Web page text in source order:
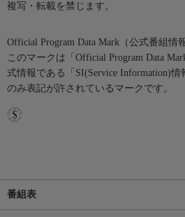
複写・転載を禁じます。
Official Program Data Mark（公式番組情
このマークは「Official Program Data
式情報である「SI(Service Information)
のみ表記が許されているマークです。
番組表